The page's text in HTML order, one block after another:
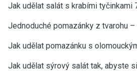
Jak udělat salát s krabími tyčinkami
Jednoduché pomazánky z tvarohu
Jak udělat pomazánku s
Jak udělat sýrový salát tak, abyste